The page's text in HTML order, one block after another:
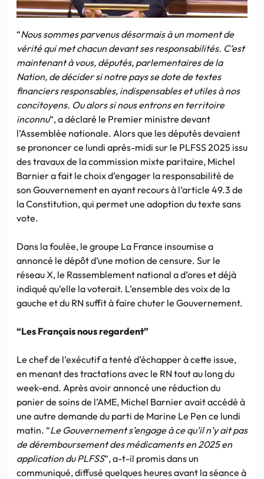
“Nous sommes parvenus désormais à un moment de
vérité qui met chacun devant ses responsabilités. C’est
maintenant à vous, députés, parlementaires de la
Nation, de décider si notre pays se dote de textes
financiers responsables, indispensables et utiles à nos
concitoyens. Ou alors si nous entrons en territoire
inconnu“, a déclaré le Premier ministre devant
l’Assemblée nationale. Alors que les députés devaient
se prononcer ce lundi après-midi sur le PLFSS 2025 issu
des travaux de la commission mixte paritaire, Michel
Barnier a fait le choix d’engager la responsabilité de
son Gouvernement en ayant recours à l’article 49.3 de
la Constitution, qui permet une adoption du texte sans
vote.
Dans la foulée, le groupe La France insoumise a
annoncé le dépôt d’une motion de censure. Sur le
réseau X, le Rassemblement national a d’ores et déjà
indiqué qu’elle la voterait. L’ensemble des voix de la
gauche et du RN suffit à faire chuter le Gouvernement.
“Les Français nous regardent”
Le chef de l’exécutif a tenté d’échapper à cette issue,
en menant des tractations avec le RN tout au long du
week-end. Après avoir annoncé une réduction du
panier de soins de l’AME, Michel Barnier avait accédé à
une autre demande du parti de Marine Le Pen ce lundi
matin. “Le Gouvernement s’engage à ce qu’il n’y ait pas
de déremboursement des médicaments en 2025 en
application du PLFSS“, a-t-il promis dans un
communiqué, diffusé quelques heures avant la séance à